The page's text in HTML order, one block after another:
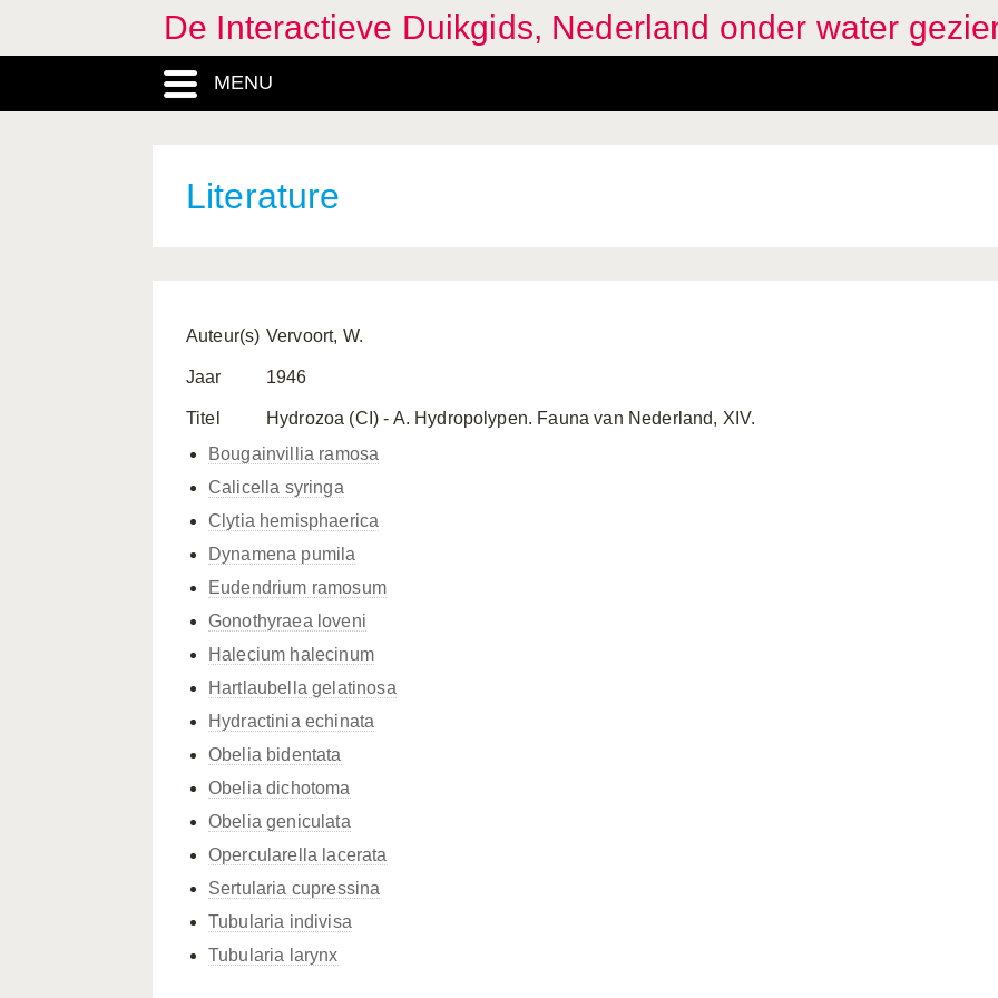
De Interactieve Duikgids, Nederland onder water
MENU
Literature
Auteur(s) Vervoort, W.
Jaar 1946
Titel
Hydrozoa (CI) - A. Hydropolypen. Fauna van Nederland, XIV.
Bougainvillia ramosa
Calicella syringa
Clytia hemisphaerica
Dynamena pumila
Eudendrium ramosum
Gonothyraea loveni
Halecium halecinum
Hartlaubella gelatinosa
Hydractinia echinata
Obelia bidentata
Obelia dichotoma
Obelia geniculata
Opercularella lacerata
Sertularia cupressina
Tubularia indivisa
Tubularia larynx